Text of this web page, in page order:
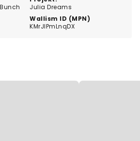
Julia Dreams
Wallism ID (MPN)
KMrJlPmLnqDX